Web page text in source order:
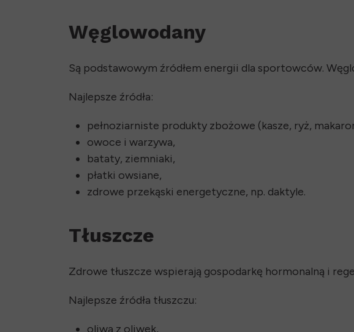
Węglowodany
Są podstawowym źródłem energii dla sportowców.
Najlepsze źródła:
pełnoziarniste produkty zbożowe (kasze, ryż,
owoce i warzywa,
bataty, ziemniaki,
płatki owsiane,
zdrowe przekąski energetyczne, np. daktyle.
Tłuszcze
Zdrowe tłuszcze wspierają gospodarkę hormonalną i
Najlepsze źródła tłuszczu:
oliwa z oliwek,